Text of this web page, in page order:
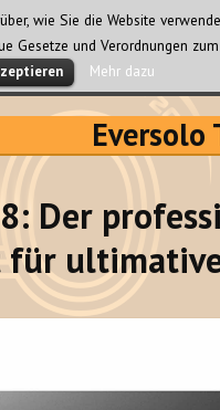
Eversolo
Der
für
wie Sie die Website
und Verordnungen
Mehr dazu